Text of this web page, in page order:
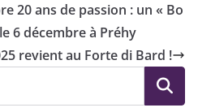
20 ans de passion : un « Bo
6 décembre à Préhy
revient au Forte di Bard !